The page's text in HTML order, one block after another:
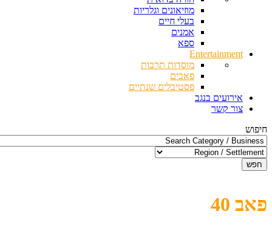
מוזיאונים וגלריות
בעלי חיים
אמנים
ספא
Entertainment
מוסדות תרבות
פאבים
פסטיבלים שנתיים
אירועים בנגב
צור קשר
חיפוש
חפש
פאב 40